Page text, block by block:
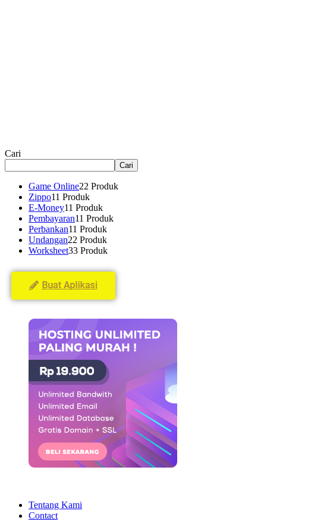
Cari
Cari
Game Online22 Produk
Zippo11 Produk
E-Money11 Produk
Pembayaran11 Produk
Perbankan11 Produk
Undangan22 Produk
Worksheet33 Produk
Tentang Kami
Contact